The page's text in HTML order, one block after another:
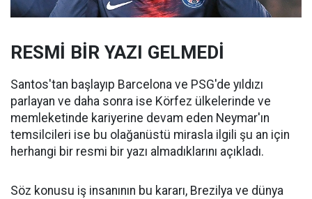
RESMİ BİR YAZI GELMEDİ
Santos'tan başlayıp Barcelona ve PSG'de yıldızı
parlayan ve daha sonra ise Körfez ülkelerinde ve
memleketinde kariyerine devam eden Neymar'ın
temsilcileri ise bu olağanüstü mirasla ilgili şu an için
herhangi bir resmi bir yazı almadıklarını açıkladı.
Söz konusu iş insanının bu kararı, Brezilya ve dünya